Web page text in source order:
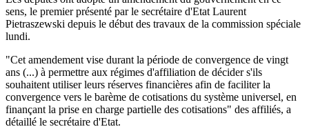
sens, le premier présenté par le secrétaire d'Etat Laurent
Pietraszewski depuis le début des travaux de la commission spéciale
lundi.
"Cet amendement vise durant la période de convergence de vingt
ans (...) à permettre aux régimes d'affiliation de décider s'ils
souhaitent utiliser leurs réserves financières afin de faciliter la
convergence vers le barème de cotisations du système universel, en
finançant la prise en charge partielle des cotisations" des affiliés, a
détaillé le secrétaire d'Etat.